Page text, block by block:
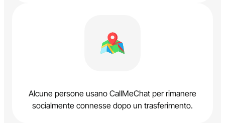
Alcune persone usano CallMeChat per rimanere
socialmente connesse dopo un trasferimento.